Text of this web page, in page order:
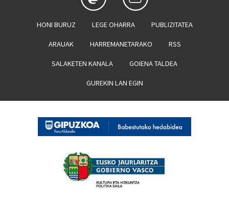
HONI BURUZ LEGE OHARRA PUBLIZITATEA
ARAUAK HARREMANETARAKO RSS
SALAKETEN KANALA GOIENA TALDEA
GUREKIN LAN EGIN